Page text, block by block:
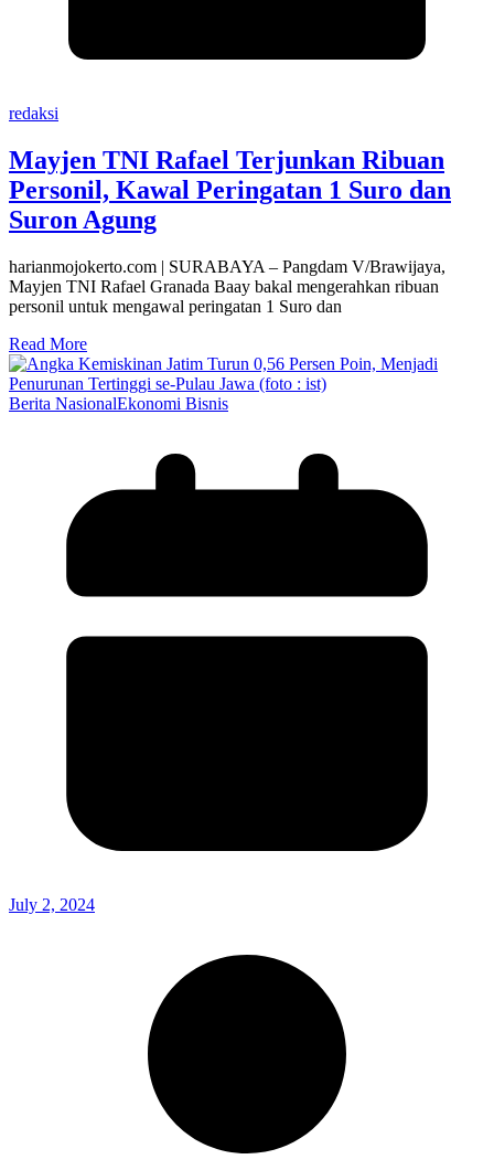
redaksi
Mayjen TNI Rafael Terjunkan Ribuan
Personil, Kawal Peringatan 1 Suro dan
Suron Agung
harianmojokerto.com | SURABAYA – Pangdam V/Brawijaya,
Mayjen TNI Rafael Granada Baay bakal mengerahkan ribuan
personil untuk mengawal peringatan 1 Suro dan
Read More
Berita NasionalEkonomi Bisnis
July 2, 2024